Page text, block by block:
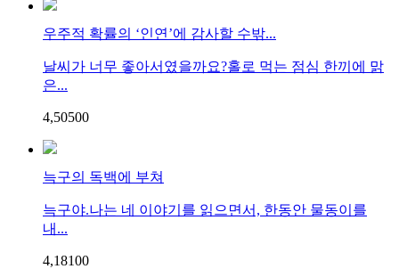
우주적 확률의 ‘인연’에 감사할 수밖...
날씨가 너무 좋아서였을까요?홀로 먹는 점심 한끼에 맑
은...
4,50500
늑구의 독백에 부쳐
늑구야.나는 네 이야기를 읽으면서, 한동안 물동이를
내...
4,18100